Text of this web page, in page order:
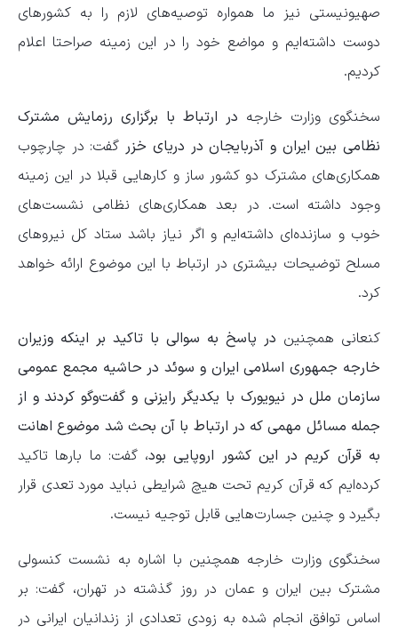
صهیونیستی نیز ما همواره توصیه‌های لازم را به کشورهای
دوست داشته‌ایم و مواضع خود را در این زمینه صراحتا اعلام
کردیم.
سخنگوی وزارت خارجه در ارتباط با برگزاری رزمایش مشترک
نظامی بین ایران و آذربایجان در دریای خزر گفت: در چارچوب
همکاری‌های مشترک دو کشور ساز و کارهایی قبلا در این زمینه
وجود داشته است. در بعد همکاری‌های نظامی نشست‌های
خوب و سازنده‌ای داشته‌ایم و اگر نیاز باشد ستاد کل نیروهای
مسلح توضیحات بیشتری در ارتباط با این موضوع ارائه خواهد
کرد.
کنعانی همچنین در پاسخ به سوالی با تاکید بر اینکه وزیران
خارجه جمهوری اسلامی ایران و سوئد در حاشیه مجمع عمومی
سازمان ملل در نیویورک با یکدیگر رایزنی و گفت‌وگو کردند و از
جمله مسائل مهمی که در ارتباط با آن بحث شد موضوع اهانت
به قرآن کریم در این کشور اروپایی بود،گفت: ما بارها تاکید
کرده‌ایم که قرآن کریم تحت هیچ شرایطی نباید مورد تعدی قرار
بگیرد و چنین جسارت‌هایی قابل توجیه نیست.
سخنگوی وزارت خارجه همچنین با اشاره به نشست کنسولی
مشترک بین ایران و عمان در روز گذشته در تهران، گفت: بر
اساس توافق انجام شده به زودی تعدادی از زندانیان ایرانی در